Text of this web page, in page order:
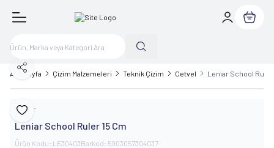
Sepetim
Ana Sayfa Çizim Malzemeleri Teknik Çizim Cetvel Leniar School Ruler
Favoriye Ekle
Paylaş
Leniar
Leniar School Ruler 15 Cm
Ürün Kodu: LE30403Barkod: 5903057304037